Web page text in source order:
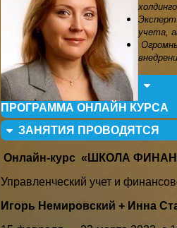
учета,
ПРОГРАММА ОНЛАЙН КУРСА
ЗАНЯТИЯ ПРОВОДЯТСЯ
Онлайн-курс «ШКОЛА
Управленческий учет и
Игорь Немировский + Инна